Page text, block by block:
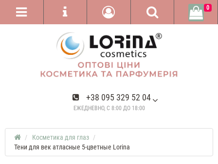
+38 095 329 52 04
ЕЖЕДНЕВНО, С 8:00 ДО 18:00
0
Косметика для глаз
Тени для век атласные 5-цветные Lorina